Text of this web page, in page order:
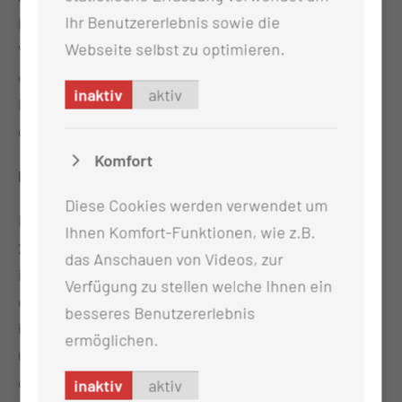
betreut werden. Dazu veranstalten die
Vereinsmitglieder jährlich das "Mosh gegen Krebs",
ein Musikfestival mit Künstlern aus der Metal-,
Punk- und Hardcore-Szene. Auch die Einnahmen
der Tickets landen im Spendentopf.
Hintergrund
2012 bereits gesammelt und weitergegeben. Auch
in diesem Jahr werden wieder Spenden
eingenommen. Das nächste Festival findet vom 5.
bis 7. Juni im Lindengarten im Senftenberger
Ortsteil Sedlitz statt. Es handelt sich zugleich um
das zehnjährige Jubiläum von „Mosh gegen Krebs“
Ihr Benutzererlebnis sowie die
Webseite selbst zu optimieren.
inaktiv aktiv
Komfort
Diese Cookies werden verwendet um
Ihnen Komfort-Funktionen, wie z.B.
das Anschauen von Videos, zur
Verfügung zu stellen welche Ihnen ein
besseres Benutzererlebnis
ermöglichen.
inaktiv aktiv